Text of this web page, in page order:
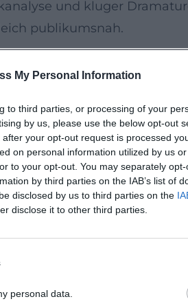
My Personal Information
to third parties, or processing of your
by us, please use the below opt-out
your opt-out request is processed
on personal information utilized by us
to your opt-out. You may separately
by third parties on the IAB’s list of
disclosed by us to third parties on the
disclose it to other third parties.
personal data.
und kluger
publikumsnah.
im Cuvilliéstheater
Felix Mendelssohn über
Klammer „Jüdisch –
Gegenwart gestaltet. In
Klanggeschichte
Projekte zwischen
gemeinsam mit
die Wiener Moderne vor.
und spürt den